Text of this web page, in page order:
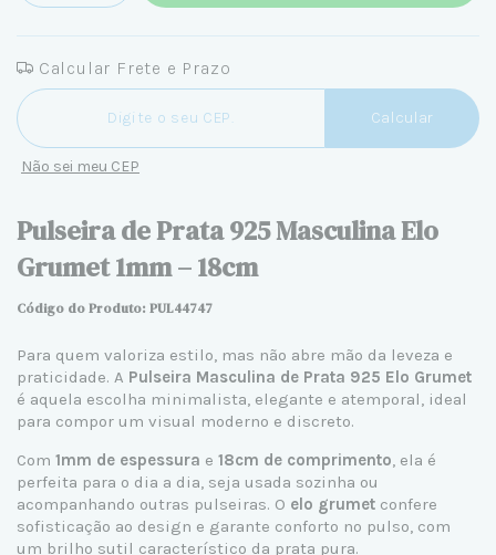
Calcular Frete e Prazo
Entregas para o CEP:
Calcular
Não sei meu CEP
Pulseira de Prata 925 Masculina Elo
Grumet 1mm – 18cm
Código do Produto: PUL44747
Para quem valoriza estilo, mas não abre mão da leveza e
praticidade. A Pulseira Masculina de Prata 925 Elo Grumet
é aquela escolha minimalista, elegante e atemporal, ideal
para compor um visual moderno e discreto.
Com 1mm de espessura e 18cm de comprimento, ela é
perfeita para o dia a dia, seja usada sozinha ou
acompanhando outras pulseiras. O elo grumet confere
sofisticação ao design e garante conforto no pulso, com
um brilho sutil característico da prata pura.